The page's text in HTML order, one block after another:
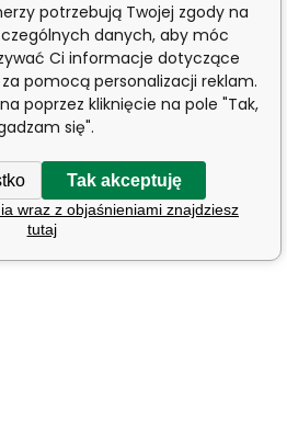
potrzebują Twojej zgody na
danych, aby móc
Ci informacje dotyczące
pomocą personalizacji reklam.
poprzez kliknięcie na pole "Tak,
się".
Tak akceptuję
wraz z objaśnieniami znajdziesz
tutaj